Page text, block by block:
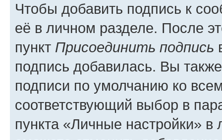
Чтобы добавить подпись к
её в личном разделе. После
пункт Присоединить подпись
подпись добавилась. Вы
подписи по умолчанию ко
соответствующий выбор в
пункта «Личные настройки»